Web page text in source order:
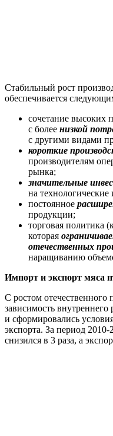
Стабильный рост
обеспечивается
сочетание высоких
с более низкой
с другими видами
короткие
производителям
рынка;
значительные
на технологические
постоянное
продукции;
торговая политика
которая
отечественных
наращиванию
Импорт и экспорт мяса
С ростом отечественного
зависимость
и сформировались
экспорта. За период
снизился в 3 раза, а